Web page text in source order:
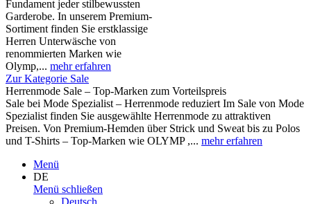
Fundament jeder stilbewussten
Garderobe. In unserem Premium-
Sortiment finden Sie erstklassige
Herren Unterwäsche von
renommierten Marken wie
Olymp,... mehr erfahren
Zur Kategorie Sale
Herrenmode Sale – Top-Marken zum Vorteilspreis
Sale bei Mode Spezialist – Herrenmode reduziert Im Sale von Mode
Spezialist finden Sie ausgewählte Herrenmode zu attraktiven
Preisen. Von Premium-Hemden über Strick und Sweat bis zu Polos
und T-Shirts – Top-Marken wie OLYMP ,... mehr erfahren
Menü
DE
Menü schließen
Deutsch